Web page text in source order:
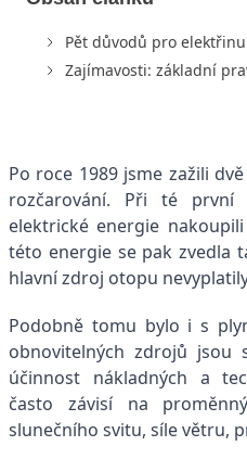
Pět důvodů pro elektřinu
Zajímavosti: základní
Po roce 1989 jsme zažili
rozčarování. Při té
elektrické energie
této energie se pak zvedla
hlavní zdroj otopu
Podobně tomu bylo i s
obnovitelných zdrojů jsou
účinnost nákladných a
často závisí na
slunečního svitu, síle větru,